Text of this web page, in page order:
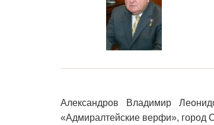
Александров Владимир
«Адмиралтейские верфи», город